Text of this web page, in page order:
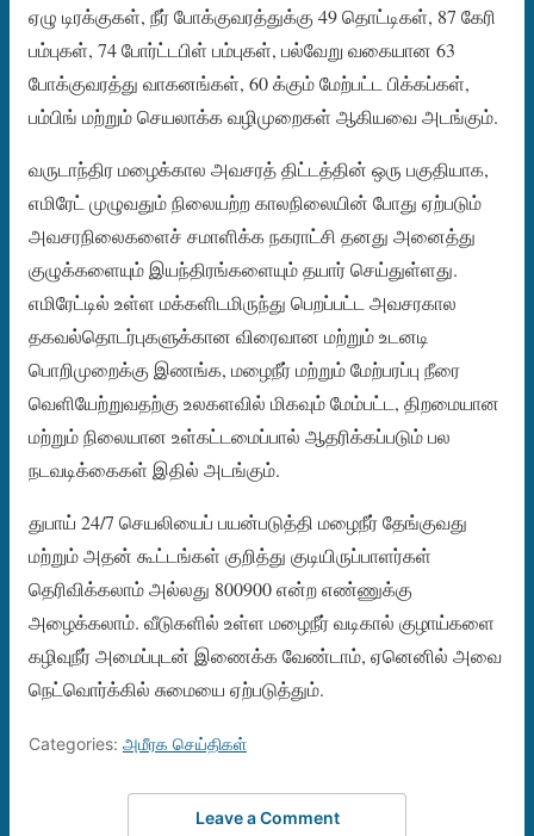
ஏழு டிரக்குகள், நீர் போக்குவரத்துக்கு 49 தொட்டிகள், 87 கேரி
பம்புகள், 74 போர்ட்டபிள் பம்புகள், பல்வேறு வகையான 63
போக்குவரத்து வாகனங்கள், 60 க்கும் மேற்பட்ட பிக்கப்கள்,
பம்பிங் மற்றும் செயலாக்க வழிமுறைகள் ஆகியவை அடங்கும்.
வருடாந்திர மழைக்கால அவசரத் திட்டத்தின் ஒரு பகுதியாக,
எமிரேட் முழுவதும் நிலையற்ற காலநிலையின் போது ஏற்படும்
அவசரநிலைகளைச் சமாளிக்க நகராட்சி தனது அனைத்து
குழுக்களையும் இயந்திரங்களையும் தயார் செய்துள்ளது.
எமிரேட்டில் உள்ள மக்களிடமிருந்து பெறப்பட்ட அவசரகால
தகவல்தொடர்புகளுக்கான விரைவான மற்றும் உடனடி
பொறிமுறைக்கு இணங்க, மழைநீர் மற்றும் மேற்பரப்பு நீரை
வெளியேற்றுவதற்கு உலகளவில் மிகவும் மேம்பட்ட, திறமையான
மற்றும் நிலையான உள்கட்டமைப்பால் ஆதரிக்கப்படும் பல
நடவடிக்கைகள் இதில் அடங்கும்.
துபாய் 24/7 செயலியைப் பயன்படுத்தி மழைநீர் தேங்குவது
மற்றும் அதன் கூட்டங்கள் குறித்து குடியிருப்பாளர்கள்
தெரிவிக்கலாம் அல்லது 800900 என்ற எண்ணுக்கு
அழைக்கலாம். வீடுகளில் உள்ள மழைநீர் வடிகால் குழாய்களை
கழிவுநீர் அமைப்புடன் இணைக்க வேண்டாம், ஏனெனில் அவை
நெட்வொர்க்கில் சுமையை ஏற்படுத்தும்.
Categories: அமீரக செய்திகள்
Leave a Comment